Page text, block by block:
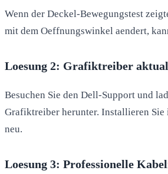
Wenn der Deckel-Bewegungstest
mit dem Oeffnungswinkel aendert,
Loesung 2: Grafiktreiber
Besuchen Sie den Dell-Support und
Grafiktreiber herunter. Installieren Sie
neu.
Loesung 3: Professionelle